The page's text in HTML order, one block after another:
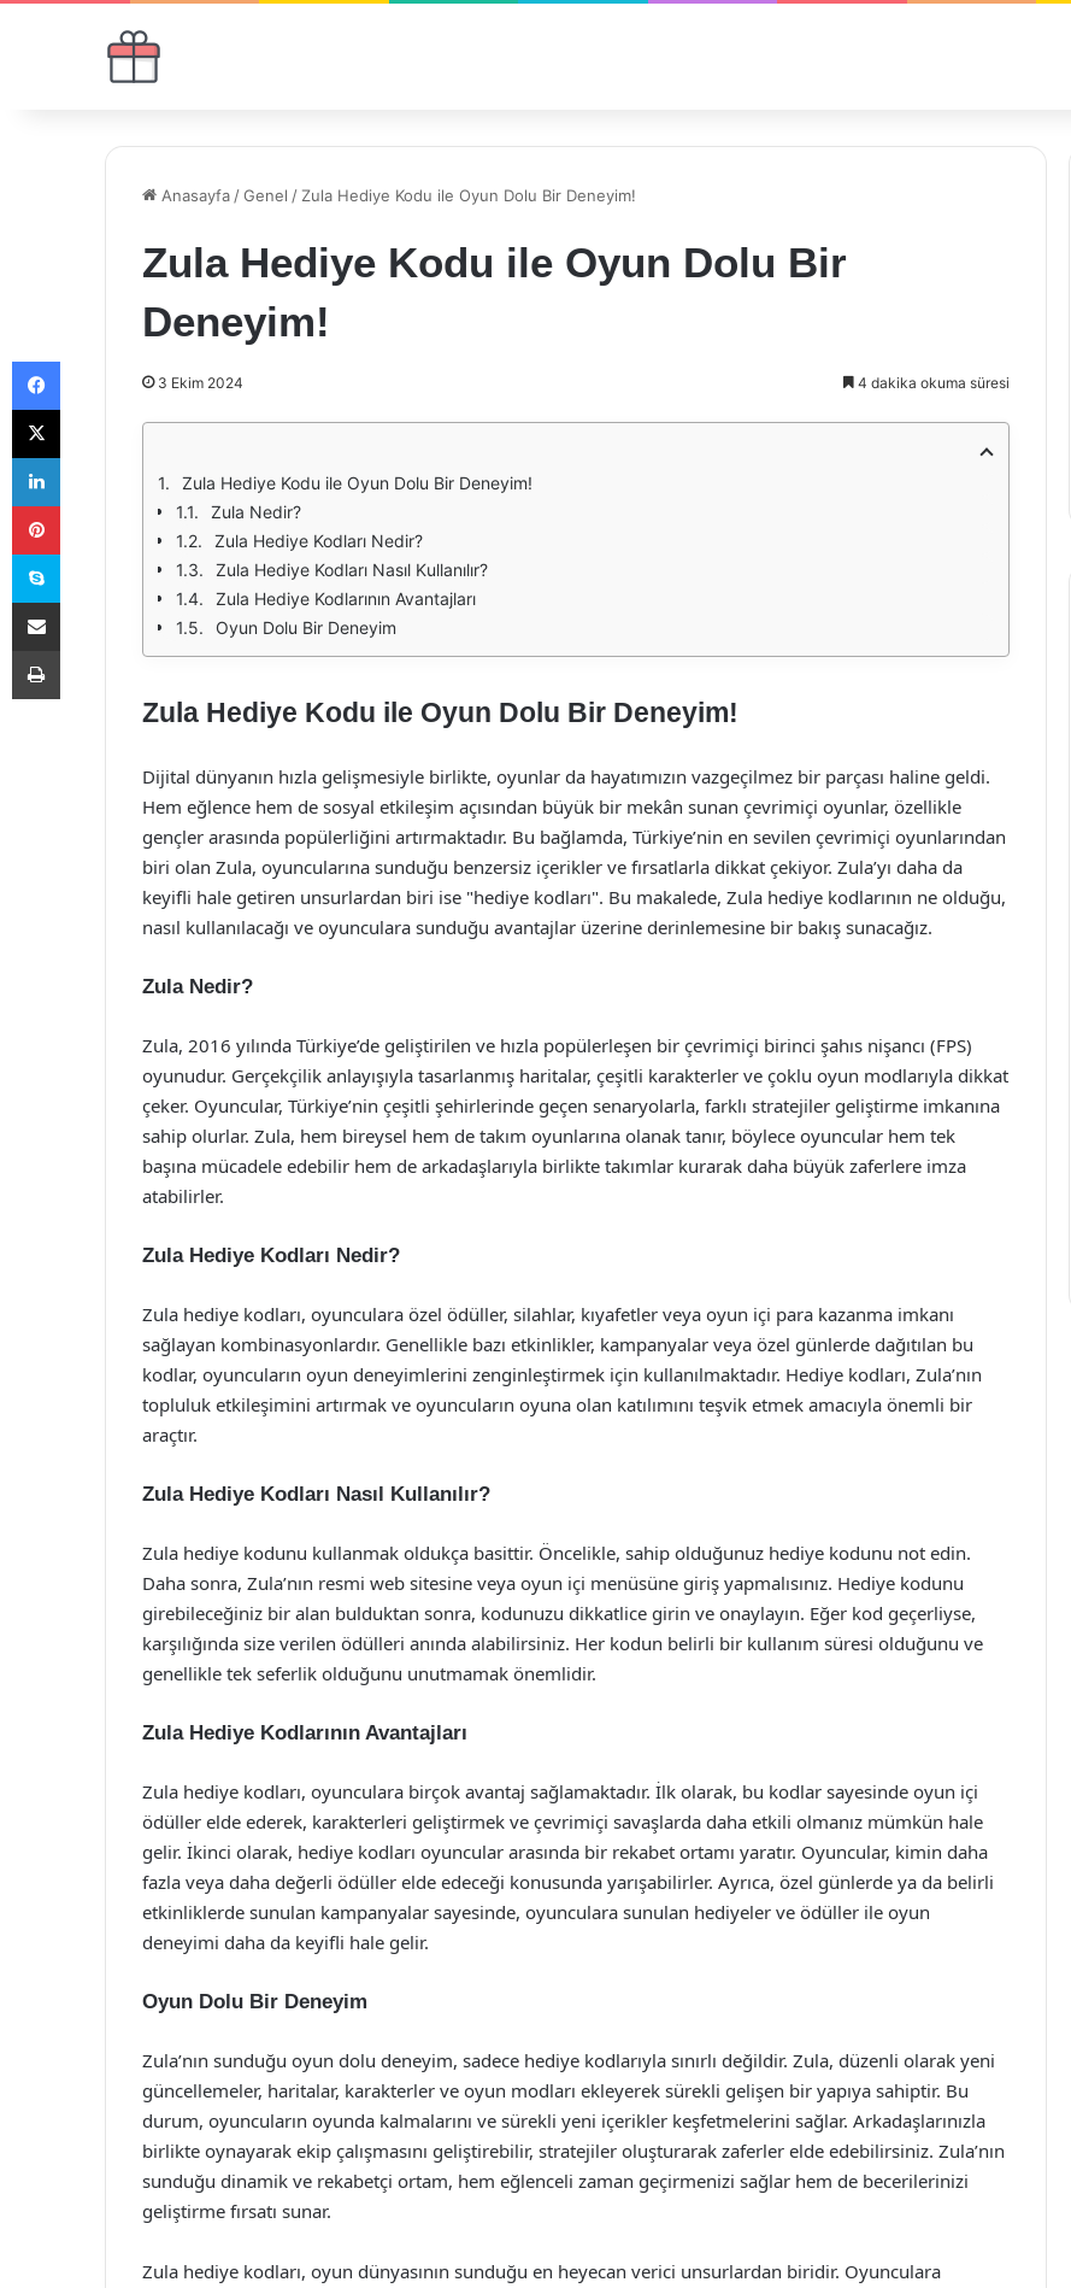
Anasayfa /Genel / Zula Hediye Kodu ile Oyun Dolu Bir Deneyim!
Zula Hediye Kodu ile Oyun Dolu Bir
Deneyim!
3 Ekim 2024 4 dakika okuma süresi
Zula Hediye Kodu ile Oyun Dolu Bir Deneyim!
Zula Nedir?
Zula Hediye Kodları Nedir?
Zula Hediye Kodları Nasıl Kullanılır?
Zula Hediye Kodlarının Avantajları
Oyun Dolu Bir Deneyim
Zula Hediye Kodu ile Oyun Dolu Bir Deneyim!
Dijital dünyanın hızla gelişmesiyle birlikte, oyunlar da hayatımızın vazgeçilmez bir parçası haline geldi.
Hem eğlence hem de sosyal etkileşim açısından büyük bir mekân sunan çevrimiçi oyunlar, özellikle
gençler arasında popülerliğini artırmaktadır. Bu bağlamda, Türkiye’nin en sevilen çevrimiçi oyunlarından
biri olan Zula, oyuncularına sunduğu benzersiz içerikler ve fırsatlarla dikkat çekiyor. Zula’yı daha da
keyifli hale getiren unsurlardan biri ise "hediye kodları". Bu makalede, Zula hediye kodlarının ne olduğu,
nasıl kullanılacağı ve oyunculara sunduğu avantajlar üzerine derinlemesine bir bakış sunacağız.
Zula Nedir?
Zula, 2016 yılında Türkiye’de geliştirilen ve hızla popülerleşen bir çevrimiçi birinci şahıs nişancı (FPS)
oyunudur. Gerçekçilik anlayışıyla tasarlanmış haritalar, çeşitli karakterler ve çoklu oyun modlarıyla dikkat
çeker. Oyuncular, Türkiye’nin çeşitli şehirlerinde geçen senaryolarla, farklı stratejiler geliştirme imkanına
sahip olurlar. Zula, hem bireysel hem de takım oyunlarına olanak tanır, böylece oyuncular hem tek
başına mücadele edebilir hem de arkadaşlarıyla birlikte takımlar kurarak daha büyük zaferlere imza
atabilirler.
Zula Hediye Kodları Nedir?
Zula hediye kodları, oyunculara özel ödüller, silahlar, kıyafetler veya oyun içi para kazanma imkanı
sağlayan kombinasyonlardır. Genellikle bazı etkinlikler, kampanyalar veya özel günlerde dağıtılan bu
kodlar, oyuncuların oyun deneyimlerini zenginleştirmek için kullanılmaktadır. Hediye kodları, Zula’nın
topluluk etkileşimini artırmak ve oyuncuların oyuna olan katılımını teşvik etmek amacıyla önemli bir
araçtır.
Zula Hediye Kodları Nasıl Kullanılır?
Zula hediye kodunu kullanmak oldukça basittir. Öncelikle, sahip olduğunuz hediye kodunu not edin.
Daha sonra, Zula’nın resmi web sitesine veya oyun içi menüsüne giriş yapmalısınız. Hediye kodunu
girebileceğiniz bir alan bulduktan sonra, kodunuzu dikkatlice girin ve onaylayın. Eğer kod geçerliyse,
karşılığında size verilen ödülleri anında alabilirsiniz. Her kodun belirli bir kullanım süresi olduğunu ve
genellikle tek seferlik olduğunu unutmamak önemlidir.
Zula Hediye Kodlarının Avantajları
Zula hediye kodları, oyunculara birçok avantaj sağlamaktadır. İlk olarak, bu kodlar sayesinde oyun içi
ödüller elde ederek, karakterleri geliştirmek ve çevrimiçi savaşlarda daha etkili olmanız mümkün hale
gelir. İkinci olarak, hediye kodları oyuncular arasında bir rekabet ortamı yaratır. Oyuncular, kimin daha
fazla veya daha değerli ödüller elde edeceği konusunda yarışabilirler. Ayrıca, özel günlerde ya da belirli
etkinliklerde sunulan kampanyalar sayesinde, oyunculara sunulan hediyeler ve ödüller ile oyun
deneyimi daha da keyifli hale gelir.
Oyun Dolu Bir Deneyim
Zula’nın sunduğu oyun dolu deneyim, sadece hediye kodlarıyla sınırlı değildir. Zula, düzenli olarak yeni
güncellemeler, haritalar, karakterler ve oyun modları ekleyerek sürekli gelişen bir yapıya sahiptir. Bu
durum, oyuncuların oyunda kalmalarını ve sürekli yeni içerikler keşfetmelerini sağlar. Arkadaşlarınızla
birlikte oynayarak ekip çalışmasını geliştirebilir, stratejiler oluşturarak zaferler elde edebilirsiniz. Zula’nın
sunduğu dinamik ve rekabetçi ortam, hem eğlenceli zaman geçirmenizi sağlar hem de becerilerinizi
geliştirme fırsatı sunar.
Zula hediye kodları, oyun dünyasının sunduğu en heyecan verici unsurlardan biridir. Oyunculara
Facebook
X
LinkedIn
Pinterest
Skype
E-Posta ile paylaş